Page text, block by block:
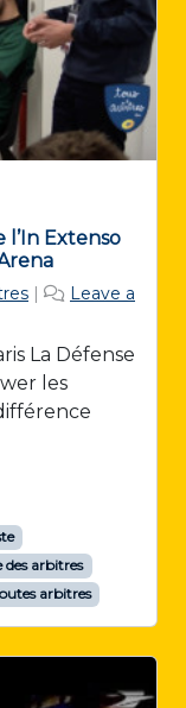
l’In Extenso
Leave a
La Défense
les
des arbitres
arbitres